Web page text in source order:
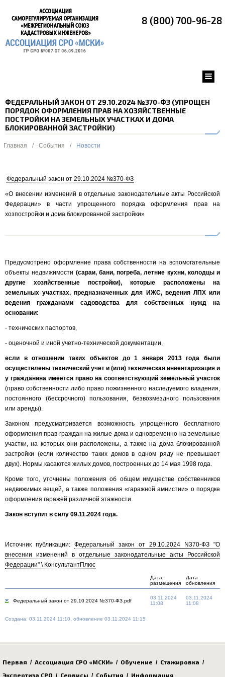
8 (800) 700-96-28
ФЕДЕРАЛЬНЫЙ ЗАКОН ОТ 29.10.2024 №370-ФЗ (УПРОЩЕН
ПОРЯДОК ОФОРМЛЕНИЯ ПРАВ НА ХОЗЯЙСТВЕННЫЕ
ПОСТРОЙКИ НА ЗЕМЕЛЬНЫХ УЧАСТКАХ И ДОМА
БЛОКИРОВАННОЙ ЗАСТРОЙКИ)
Главная / События / Новости
Федеральный закон от 29.10.2024 №370-ФЗ
«О внесении изменений в отдельные законодательные акты Российской
Федерации» в части упрощенного порядка оформления прав на
хозпостройки и дома блокированной застройки»
Предусмотрено оформление права собственности на вспомогательные
объекты недвижимости (сараи, бани, погреба, летние кухни, колодцы и
другие хозяйственные постройки), которые расположены на
земельных участках, предназначенных для ИЖС, ведения ЛПХ или
ведения гражданами садоводства для собственных нужд на
основании:
- технических паспортов,
- оценочной и иной учетно-технической документации,
если в отношении таких объектов до 1 января 2013 года были
осуществлены технический учет и (или) техническая инвентаризация и
у гражданина имеется право на соответствующий земельный участок
(право собственности либо право пожизненного наследуемого владения,
постоянного (бессрочного) пользования, безвозмездного пользования
или аренды).
Законом предусматривается возможность упрощенного бесплатного
оформления прав граждан на жилые дома и одновременно на земельные
участки, на которых они расположены, а также на дома блокированной
застройки (если количество таких домов в одном ряду не превышает
двух). Нормы касаются жилых домов, построенных до 14 мая 1998 года.
Кроме того, уточнены положения об общем имуществе собственников
недвижимых вещей, а также положения «гаражной амнистии» о порядке
оформления гаражей различной этажности.
Закон вступит в силу 09.11.2024 года.
Источник публикации: Федеральный закон от 29.10.2024 N370-ФЗ "О
внесении изменений в отдельные законодательные акты Российской
Федерации" \ КонсультантПлюс
Дата
размещения
Дата
обновления
Федеральный закон от 29.10.2024 №370-ФЗ.pdf
03.11.2024
11:08
03.11.2024
11:08
Создана: 03.11.2024 11:10, обновление 03.11.2024 11:15
Первая / Ассоциация СРО «МСКИ» / Обучение / Стажировка /
Экспертиза СРО / Сервисы / События / Информация